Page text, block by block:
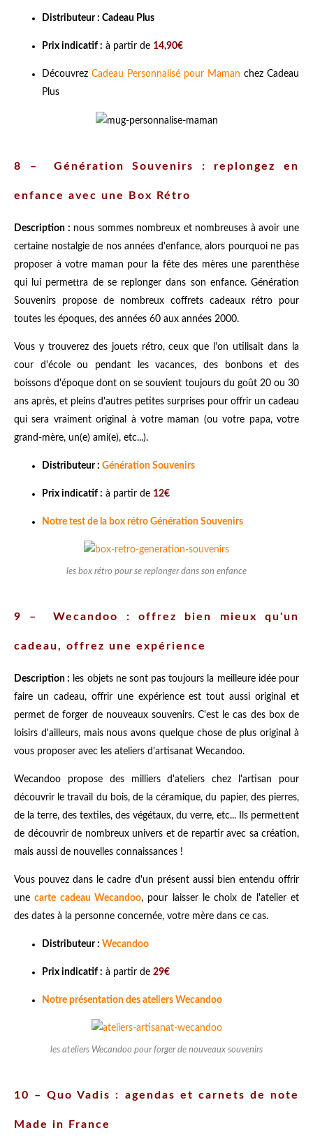
Distributeur : Cadeau Plus
Prix indicatif : à partir de 14,90€
Découvrez Cadeau Personnalisé pour Maman chez Cadeau
Plus
8 – Génération Souvenirs : replongez en
enfance avec une Box Rétro
Description : nous sommes nombreux et nombreuses à avoir une
certaine nostalgie de nos années d'enfance, alors pourquoi ne pas
proposer à votre maman pour la fête des mères une parenthèse
qui lui permettra de se replonger dans son enfance. Génération
Souvenirs propose de nombreux coffrets cadeaux rétro pour
toutes les époques, des années 60 aux années 2000.
Vous y trouverez des jouets rétro, ceux que l'on utilisait dans la
cour d'école ou pendant les vacances, des bonbons et des
boissons d'époque dont on se souvient toujours du goût 20 ou 30
ans après, et pleins d'autres petites surprises pour offrir un cadeau
qui sera vraiment original à votre maman (ou votre papa, votre
grand-mère, un(e) ami(e), etc...).
Distributeur : Génération Souvenirs
Prix indicatif : à partir de 12€
Notre test de la box rétro Génération Souvenirs
les box rétro pour se replonger dans son enfance
9 – Wecandoo : offrez bien mieux qu'un
cadeau, offrez une expérience
Description : les objets ne sont pas toujours la meilleure idée pour
faire un cadeau, offrir une expérience est tout aussi original et
permet de forger de nouveaux souvenirs. C'est le cas des box de
loisirs d'ailleurs, mais nous avons quelque chose de plus original à
vous proposer avec les ateliers d'artisanat Wecandoo.
Wecandoo propose des milliers d'ateliers chez l'artisan pour
découvrir le travail du bois, de la céramique, du papier, des pierres,
de la terre, des textiles, des végétaux, du verre, etc... Ils permettent
de découvrir de nombreux univers et de repartir avec sa création,
mais aussi de nouvelles connaissances !
Vous pouvez dans le cadre d'un présent aussi bien entendu offrir
unecarte cadeau Wecandoo, pour laisser le choix de l'atelier et
des dates à la personne concernée, votre mère dans ce cas.
Distributeur : Wecandoo
Prix indicatif : à partir de 29€
Notre présentation des ateliers Wecandoo
les ateliers Wecandoo pour forger de nouveaux souvenirs
10 – Quo Vadis : agendas et carnets de note
Made in France